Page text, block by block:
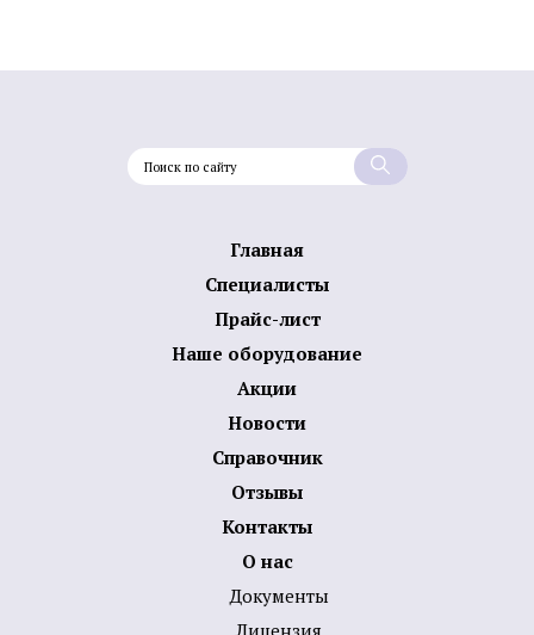
Главная
Специалисты
Прайс-лист
Наше оборудование
Акции
Новости
Справочник
Отзывы
Контакты
О нас
Документы
Лицензия